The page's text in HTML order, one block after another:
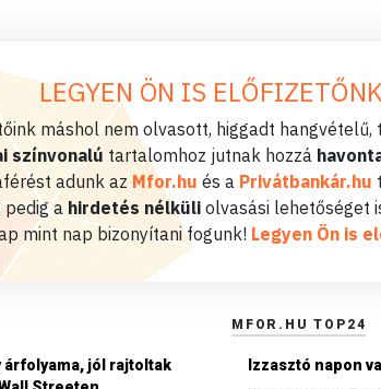
LEGYEN ÖN IS
máshol nem olvasott, higgadt hangvételű,
színvonalú tartalomhoz jutnak hozzá
adunk az Mfor.hu és a Privátbankár.hu
pedig a hirdetés nélküli olvasási lehetőséget
mint nap bizonyítani fogunk! Legyen Ön is
árfolyama, jól rajtoltak
MFOR.HU TOP24
Izzasztó napon